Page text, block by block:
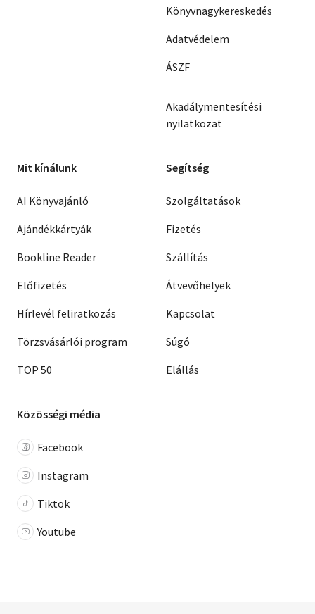
Könyvnagykereskedés
Adatvédelem
ÁSZF
Akadálymentesítési
nyilatkozat
Mit kínálunk
AI Könyvajánló
Ajándékkártyák
Bookline Reader
Előfizetés
Hírlevél feliratkozás
Törzsvásárlói program
TOP 50
Segítség
Szolgáltatások
Fizetés
Szállítás
Átvevőhelyek
Kapcsolat
Súgó
Elállás
Közösségi média
Facebook
Instagram
Tiktok
Youtube